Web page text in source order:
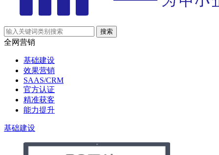
全网营销
基础建设
效果营销
SAAS/CRM
官方认证
精准获客
能力提升
基础建设